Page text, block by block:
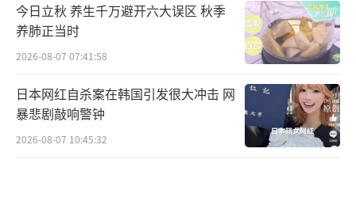
今日立秋 养生千万避开六大误区 秋季
养肺正当时
2026-08-07 07:41:58
日本网红自杀案在韩国引发很大冲击 网
暴悲剧敲响警钟
2026-08-07 10:45:32